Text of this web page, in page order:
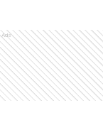
Ads